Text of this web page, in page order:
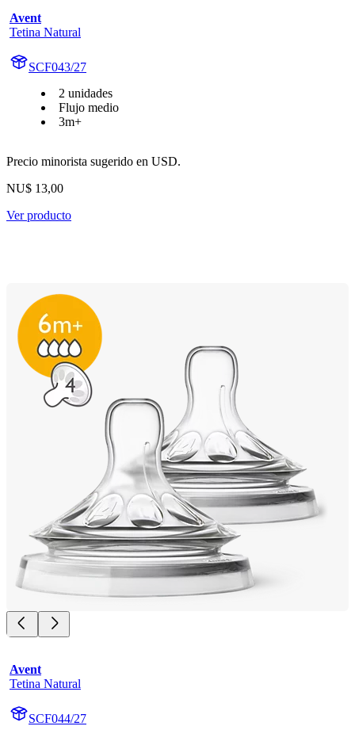
Avent
Tetina Natural
SCF043/27
2 unidades
Flujo medio
3m+
Precio minorista sugerido en USD.
NU$ 13,00
Ver producto
Avent
Tetina Natural
SCF044/27